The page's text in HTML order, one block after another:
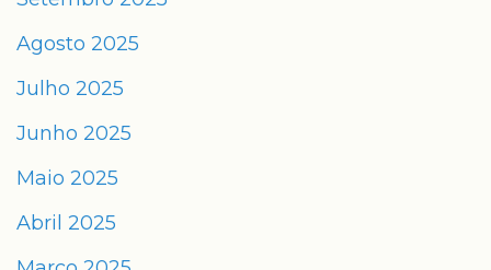
Agosto 2025
Julho 2025
Junho 2025
Maio 2025
Abril 2025